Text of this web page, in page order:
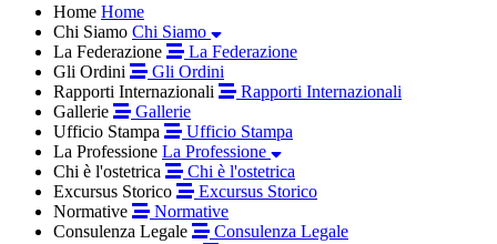
Home Home
Chi Siamo Chi Siamo
La Federazione
La Federazione
Gli Ordini
Gli Ordini
Rapporti Internazionali
Rapporti Internazionali
Gallerie
Gallerie
Ufficio Stampa
Ufficio Stampa
La Professione La Professione
Chi è l'ostetrica
Chi è l'ostetrica
Excursus Storico
Excursus Storico
Normative
Normative
Consulenza Legale
Consulenza Legale